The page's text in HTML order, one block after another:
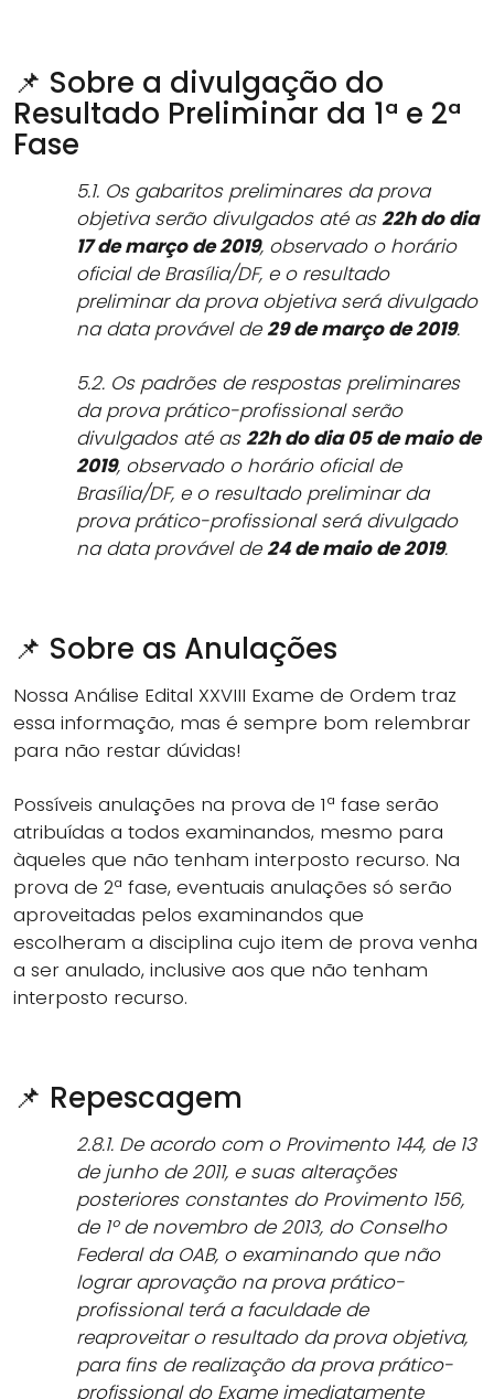
📌 Sobre a divulgação do
Resultado Preliminar da 1ª e 2ª
Fase
5.1. Os gabaritos preliminares da prova
objetiva serão divulgados até as22h do dia
17 de março de 2019, observado o horário
oficial de Brasília/DF, e o resultado
preliminar da prova objetiva será divulgado
na data provável de29 de março de 2019.
5.2. Os padrões de respostas preliminares
da prova prático-profissional serão
divulgados até as22h do dia 05 de maio de
2019, observado o horário oficial de
Brasília/DF, e o resultado preliminar da
prova prático-profissional será divulgado
na data provável de24 de maio de 2019.
📌 Sobre as Anulações
Nossa Análise Edital XXVIII Exame de Ordem traz
essa informação, mas é sempre bom relembrar
para não restar dúvidas!
Possíveis anulações na prova de 1ª fase serão
atribuídas a todos examinandos, mesmo para
àqueles que não tenham interposto recurso. Na
prova de 2ª fase, eventuais anulações só serão
aproveitadas pelos examinandos que
escolheram a disciplina cujo item de prova venha
a ser anulado, inclusive aos que não tenham
interposto recurso.
📌 Repescagem
2.8.1. De acordo com o Provimento 144, de 13
de junho de 2011, e suas alterações
posteriores constantes do Provimento 156,
de 1º de novembro de 2013, do Conselho
Federal da OAB, o examinando que não
lograr aprovação na prova prático-
profissional terá a faculdade de
reaproveitar o resultado da prova objetiva,
para fins de realização da prova prático-
profissional do Exame imediatamente